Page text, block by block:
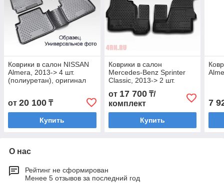
Коврики в салон NISSAN
Almera, 2013-> 4 шт.
(полиуретан), оригинал
от 20 100 ₸
Купить
Коврики в салон
Mercedes-Benz Sprinter
Classic, 2013-> 2 шт.
от 17 700₸/
комплект
Купить
7
О нас
Рейтинг не сформирован
Менее 5 отзывов за последний год